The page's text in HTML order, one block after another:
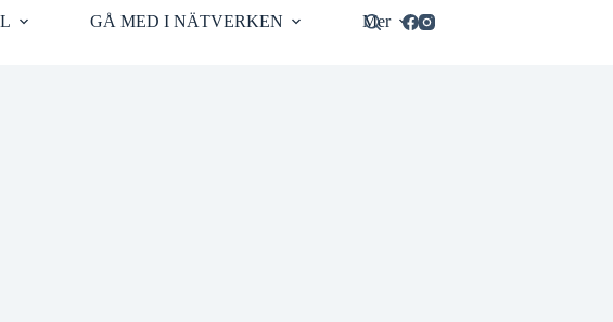
GÅ MED I NÄTVERKEN Mer